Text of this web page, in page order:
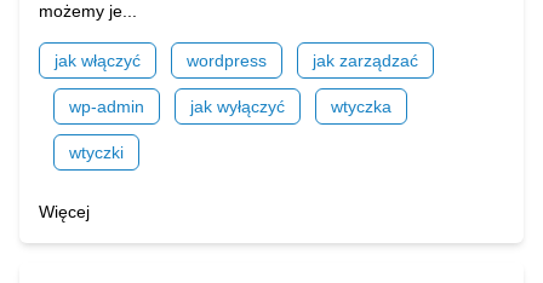
możemy je...
jak włączyć wordpress jak zarządzać
wp-admin jak wyłączyć wtyczka
wtyczki
Więcej